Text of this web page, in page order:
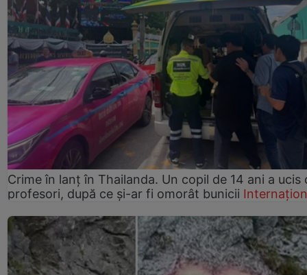
Crime în lanț în Thailanda. Un copil de 14 ani a ucis
profesori, după ce și-ar fi omorât bunicii